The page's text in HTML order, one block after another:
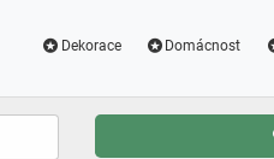
Dekorace Domácnost